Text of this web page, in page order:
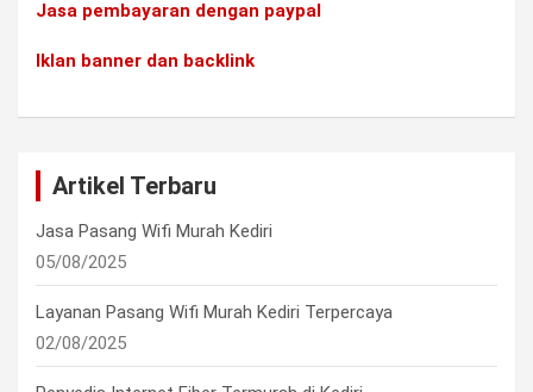
Jasa pembayaran dengan paypal
Iklan banner dan backlink
Artikel Terbaru
Jasa Pasang Wifi Murah Kediri
05/08/2025
Layanan Pasang Wifi Murah Kediri Terpercaya
02/08/2025